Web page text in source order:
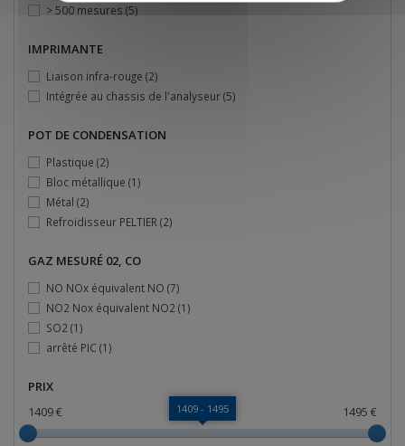
> 500 mesures (5)
IMPRIMANTE
Liaison infra-rouge (2)
Intégrée au chassis de l'analyseur(5)
POT DE CONDENSATION
Plastique (2)
Bloc métallique (1)
Métal (2)
Refroidisseur PELTIER (2)
GAZ MESURÉ 02, CO
NO NOx équivalent NO (7)
NO2 Nox équivalent NO2 (1)
SO2 (1)
arrêté PIC (1)
PRIX
1409 €
1495 €
1409 - 1495